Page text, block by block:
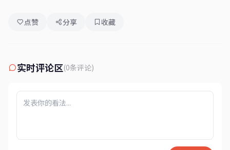
点赞 分享 收藏
实时评论区(0条评论)